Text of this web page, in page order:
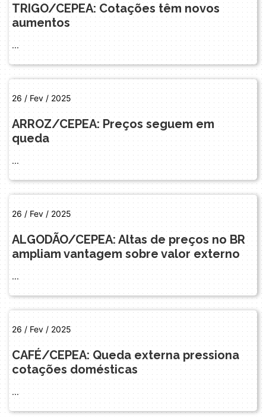
TRIGO/CEPEA: Cotações têm novos
aumentos
...
26 / Fev / 2025
ARROZ/CEPEA: Preços seguem em
queda
...
26 / Fev / 2025
ALGODÃO/CEPEA: Altas de preços no BR
ampliam vantagem sobre valor externo
...
26 / Fev / 2025
CAFÉ/CEPEA: Queda externa pressiona
cotações domésticas
...